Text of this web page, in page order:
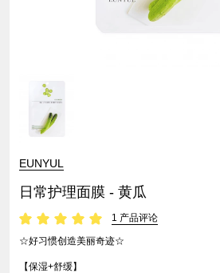
EUNYUL
日常护理面膜 - 黄瓜
1 产品评论
☆好习惯创造美丽奇迹☆
【保湿+舒缓】